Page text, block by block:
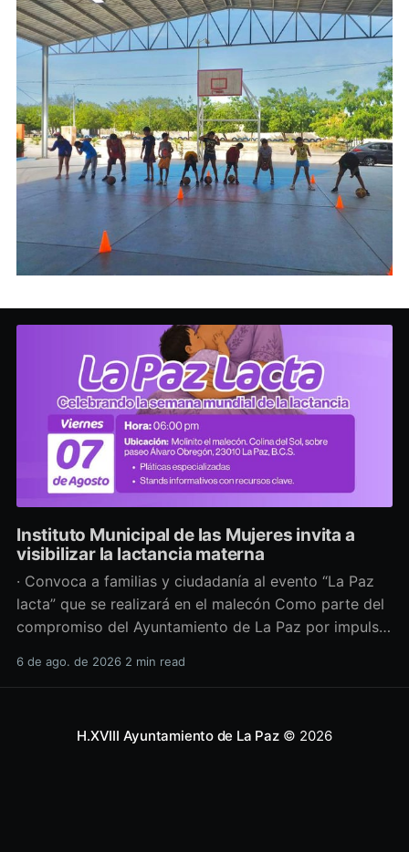
Instituto Municipal de las Mujeres invita a
visibilizar la lactancia materna
· Convoca a familias y ciudadanía al evento “La Paz
lacta” que se realizará en el malecón Como parte del
compromiso del Ayuntamiento de La Paz por impulsar
salud y los derechos de las mujeres, así como generar
6 de ago. de 2026 2 min read
H.XVIII Ayuntamiento de La Paz© 2026